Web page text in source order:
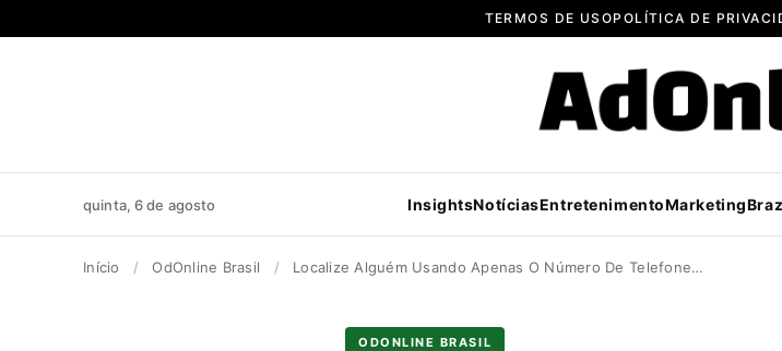
para
TERMOS DE USOPOLÍTICA DE
quinta, 6 de agosto InsightsNotíciasEntretenimentoMarketing
Início / OdOnline Brasil / Localize Alguém Usando Apenas O Número De Telefone…
ODONLINE BRASIL